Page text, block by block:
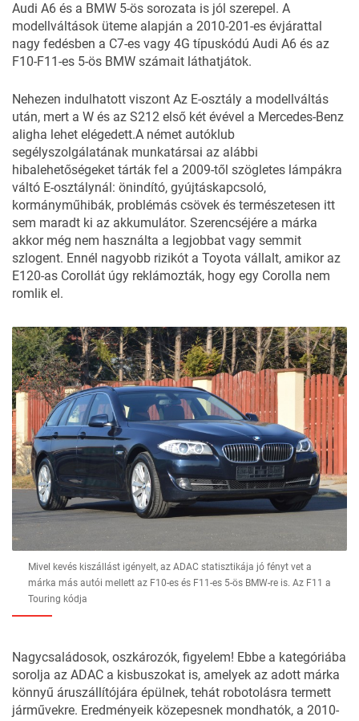
Audi A6 és a BMW 5-ös sorozata is jól szerepel. A
modellváltások üteme alapján a 2010-201-es évjárattal
nagy fedésben a C7-es vagy 4G típuskódú Audi A6 és az
F10-F11-es 5-ös BMW számait láthatjátok.
Nehezen indulhatott viszont Az E-osztály a modellváltás
után, mert a W és az S212 első két évével a Mercedes-Benz
aligha lehet elégedett.A német autóklub
segélyszolgálatának munkatársai az alábbi
hibalehetőségeket tárták fel a 2009-től szögletes lámpákra
váltó E-osztálynál: önindító, gyújtáskapcsoló,
kormányműhibák, problémás csövek és természetesen itt
sem maradt ki az akkumulátor. Szerencséjére a márka
akkor még nem használta a legjobbat vagy semmit
szlogent. Ennél nagyobb rizikót a Toyota vállalt, amikor az
E120-as Corollát úgy reklámozták, hogy egy Corolla nem
romlik el.
Mivel kevés kiszállást igényelt, az ADAC statisztikája jó fényt vet a
márka más autói mellett az F10-es és F11-es 5-ös BMW-re is. Az F11 a
Touring kódja
Nagycsaládosok, oszkározók, figyelem! Ebbe a kategóriába
sorolja az ADAC a kisbuszokat is, amelyek az adott márka
könnyű áruszállítójára épülnek, tehát robotolásra termett
járművekre. Eredményeik közepesnek mondhatók, a 2010-